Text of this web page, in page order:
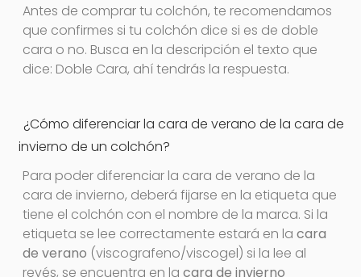
Antes de comprar tu colchón, te recomendamos
que confirmes si tu colchón dice si es de doble
cara o no. Busca en la descripción el texto que
dice: Doble Cara, ahí tendrás la respuesta.
¿Cómo diferenciar la cara de verano de la cara de
invierno de un colchón?
Para poder diferenciar la cara de verano de la
cara de invierno, deberá fijarse en la etiqueta que
tiene el colchón con el nombre de la marca. Si la
etiqueta se lee correctamente estará en la cara
de verano (viscografeno/viscogel) si la lee al
revés, se encuentra en la cara de invierno